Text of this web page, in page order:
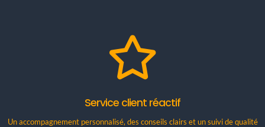
Service client réactif
Un accompagnement personnalisé, des conseils clairs et un suivi de qualité